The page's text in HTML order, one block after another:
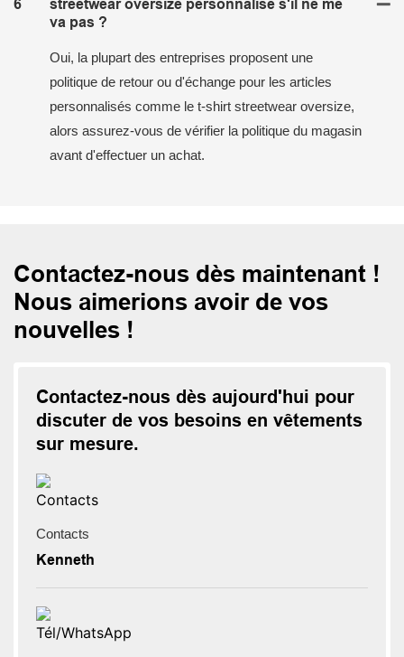
6
streetwear oversize personnalisé s'il ne me
va pas ?
Oui, la plupart des entreprises proposent une
politique de retour ou d'échange pour les articles
personnalisés comme le t-shirt streetwear oversize,
alors assurez-vous de vérifier la politique du magasin
avant d'effectuer un achat.
Contactez-nous dès maintenant !
Nous aimerions avoir de vos
nouvelles !
Contactez-nous dès aujourd'hui pour
discuter de vos besoins en vêtements
sur mesure.
Contacts
Kenneth